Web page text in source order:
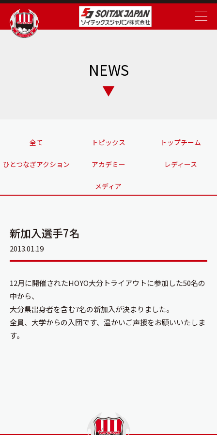
NEWS
全て トピックス トップチーム
ひとつなぎアクション アカデミー レディース
メディア
新加入選手7名
2013.01.19
12月に開催されたHOYO大分トライアウトに参加した50名の
中から、
大分県出身者を含む7名の新加入が決まりました。
全員、大学からの入団です、温かいご声援をお願いいたしま
す。